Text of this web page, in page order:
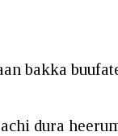
bakka
dura